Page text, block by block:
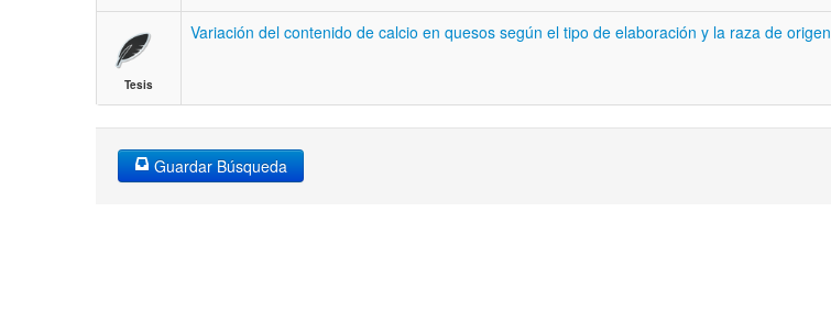
Tesis
Variación del contenido de calcio en quesos según el tipo de elaboración y la raza de origen
Guardar Búsqueda